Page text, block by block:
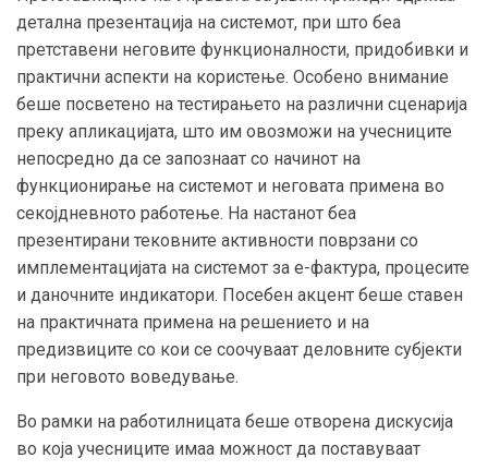
детална презентација на системот, при што беа
претставени неговите функционалности, придобивки и
практични аспекти на користење. Особено внимание
беше посветено на тестирањето на различни сценарија
преку апликацијата, што им овозможи на учесниците
непосредно да се запознаат со начинот на
функционирање на системот и неговата примена во
секојдневното работење. На настанот беа
презентирани тековните активности поврзани со
имплементацијата на системот за е-фактура, процесите
и даночните индикатори. Посебен акцент беше ставен
на практичната примена на решението и на
предизвиците со кои се соочуваат деловните субјекти
при неговото воведување.
Во рамки на работилницата беше отворена дискусија
во која учесниците имаа можност да поставуваат